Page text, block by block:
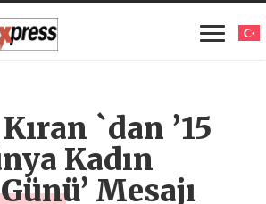
`dan ’15
Kadın
Mesajı